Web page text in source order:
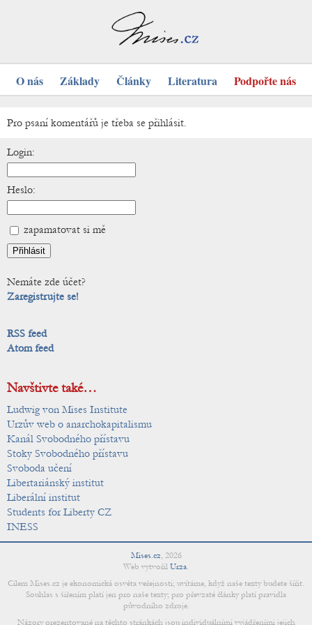
O nás Základy Články Literatura Podpořte nás
Pro psaní komentářů je třeba se přihlásit.
Login:
Heslo:
zapamatovat si mě
Nemáte zde účet?
Zaregistrujte se!
RSS feed
Atom feed
Navštivte také…
Ludwig von Mises Institute
Urzův web o anarchokapitalismu
Kanál Svobodného přístavu
Stoky Svobodného přístavu
Svoboda učení
Libertariánský institut
Liberální institut
Students for Liberty CZ
INESS
Mises.cz, 2026
Web vytvořil Urza.
Cílem Mises.cz je ekonomická osvěta veřejnosti; uvítáme, když naše texty budete šířit.
Souhlas s šířením platí jen pro naše texty; pro převzaté články platí pravidla
původního zdroje.
Názory prezentované na těchto stránkách jsou individuálními vyjádřeními jejich